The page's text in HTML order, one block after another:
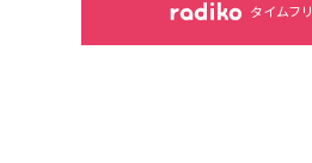
タイムフ